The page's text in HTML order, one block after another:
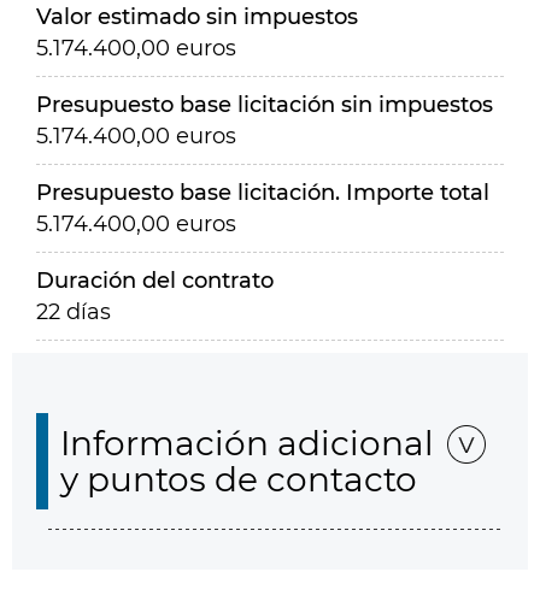
Valor estimado sin impuestos
5.174.400,00 euros
Presupuesto base licitación sin impuestos
5.174.400,00 euros
Presupuesto base licitación. Importe total
5.174.400,00 euros
Duración del contrato
22 días
Información adicional
y puntos de contacto